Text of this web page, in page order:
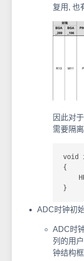
复用, 也
因此对
需要隔
void
{
}
ADC时钟初
ADC时
列的用
钟结构